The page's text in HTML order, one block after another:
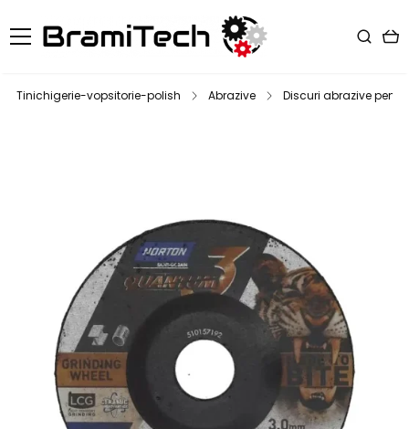
Tinichigerie-vopsitorie-polish Abrazive Discuri abrazive